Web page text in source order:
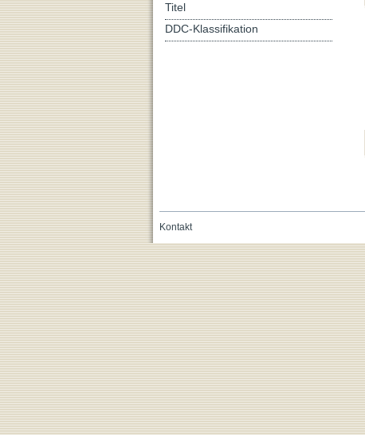
Titel
DDC-Klassifikation
Kontakt